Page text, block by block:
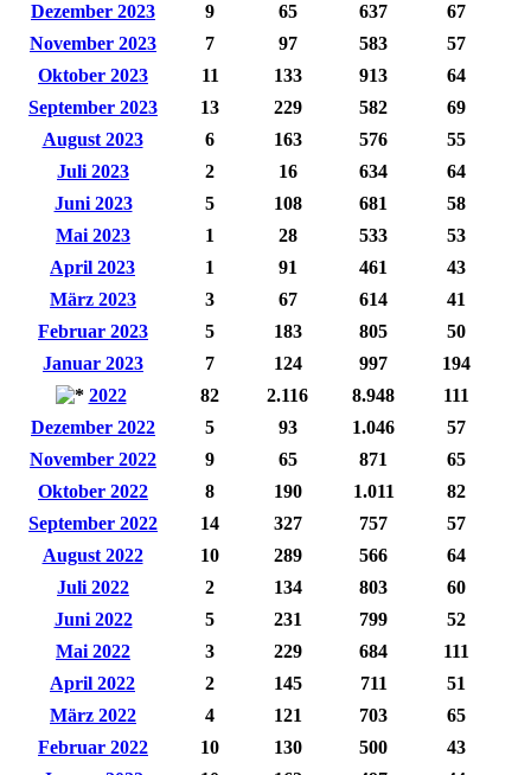
Dezember 2023
9 65 637
67
November 2023
7 97 583
57
Oktober 2023
11 133 913
64
September 2023
13 229 582
69
August 2023
6 163 576
55
Juli 2023
2 16 634
64
Juni 2023
5 108 681
58
Mai 2023
1 28 533
53
April 2023
1 91 461
43
März 2023
3 67 614
41
Februar 2023
5 183 805
50
Januar 2023
7 124 997
194
2022
82 2.116 8.948
111
Dezember 2022
5 93 1.046
57
November 2022
9 65 871
65
Oktober 2022
8 190 1.011
82
September 2022
14 327 757
57
August 2022
10 289 566
64
Juli 2022
2 134 803
60
Juni 2022
5 231 799
52
Mai 2022
3 229 684
111
April 2022
2 145 711
51
März 2022
4 121 703
65
Februar 2022
10 130 500
43